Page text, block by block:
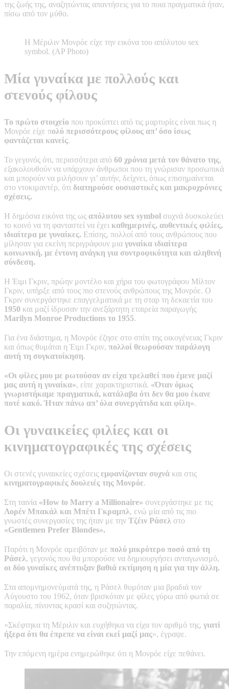
της ζωής της, αναζητώντας απαντήσεις για το ποια πραγματικά ήταν,
πίσω από τον μύθο.
Η Μέριλιν Μονρόε είχε την εικόνα του απόλυτου sex
symbol. (AP Photo)
Μία γυναίκα με πολλούς και
στενούς φίλους
Το πρώτο στοιχείο που προκύπτει από τις μαρτυρίες είναι πως η
Μονρόε είχε πολύ περισσότερους φίλους απ’ όσο ίσως
φαντάζεται κανείς.
Το γεγονός ότι, περισσότερα από 60 χρόνια μετά τον θάνατο της,
εξακολουθούν να υπάρχουν άνθρωποι που τη γνώρισαν προσωπικά
και μπορούν να μιλήσουν γι’ αυτήν, δείχνει, όπως επισημαίνεται
στο ντοκιμαντέρ, ότι διατηρούσε ουσιαστικές και μακροχρόνιες
σχέσεις.
Η δημόσια εικόνα της ως απόλυτου sex symbol συχνά δυσκολεύει
το κοινό να τη φανταστεί να έχει καθημερινές, αυθεντικές φιλίες,
ιδιαίτερα με γυναίκες. Επίσης, πολλοί από τους ανθρώπους που
μίλησαν για εκείνη περιγράφουν μια γυναίκα ιδιαίτερα
κοινωνική, με έντονη ανάγκη για συντροφικότητα και αληθινή
σύνδεση.
Η Έιμι Γκριν, πρώην μοντέλο και χήρα του φωτογράφου Μίλτον
Γκριν, υπήρξε από τους πιο στενούς ανθρώπους της Μονρόε. Ο
Γκριν συνεργάστηκε επαγγελματικά με τη σταρ τη δεκαετία του
1950 και μαζί ίδρυσαν την ανεξάρτητη εταιρεία παραγωγής
Marilyn Monroe Productions το 1955.
Για ένα διάστημα, η Μονρόε έζησε στο σπίτι της οικογένειας Γκριν
και όπως θυμάται η Έιμι Γκριν, πολλοί θεωρούσαν παράλογη
αυτή τη συγκατοίκηση.
«Οι φίλες μου με ρωτούσαν αν είχα τρελαθεί που έμενε μαζί
μας αυτή η γυναίκα», είπε χαρακτηριστικά. «Όταν όμως
γνωριστήκαμε πραγματικά, κατάλαβα ότι δεν θα μου έκανε
ποτέ κακό. Ήταν πάνω απ’ όλα συνεργάτιδα και φίλη».
Οι γυναικείες φιλίες και οι
κινηματογραφικές της σχέσεις
Οι στενές γυναικείες σχέσεις εμφανίζονταν συχνά και στις
κινηματογραφικές δουλειές της Μονρόε.
Στη ταινία «How to Marry a Millionaire» συνεργάστηκε με τις
Λορέν Μπακάλ και Μπέτι Γκραμπλ, ενώ μία από τις πιο
γνωστές συνεργασίες της ήταν με την Τζέιν Ράσελ στο
«Gentlemen Prefer Blondes».
Παρότι η Μονρόε αμειβόταν με πολύ μικρότερο ποσό από τη
Ράσελ, γεγονός που θα μπορούσε να δημιουργήσει ανταγωνισμό,
οι δύο γυναίκες ανέπτυξαν βαθιά εκτίμηση η μία για την άλλη.
Στα απομνημονεύματά της, η Ράσελ θυμόταν μια βραδιά τον
Αύγουστο του 1962, όταν βρισκόταν με φίλες γύρω από φωτιά σε
παραλία, πίνοντας κρασί και συζητώντας.
«Σκέφτηκα τη Μέριλιν και ευχήθηκα να είχα τον αριθμό της, γιατί
ήξερα ότι θα έπρεπε να είναι εκεί μαζί μας», έγραψε.
Την επόμενη ημέρα ενημερώθηκε ότι η Μονρόε είχε πεθάνει.